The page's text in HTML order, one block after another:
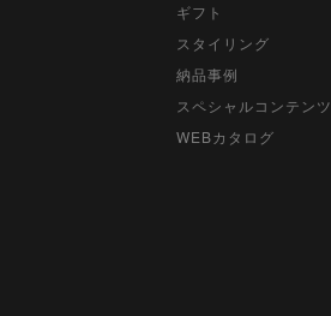
ギフト
スタイリング
納品事例
スペシャルコンテンツ
WEBカタログ